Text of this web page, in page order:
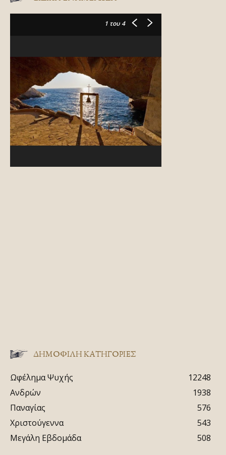
1 του 4
ΔΗΜΟΦΙΛΗ ΚΑΤΗΓΟΡΙΕΣ
Ωφέλημα Ψυχής
12248
Ανδρών
1938
Παναγίας
576
Χριστούγεννα
543
Μεγάλη Εβδομάδα
508